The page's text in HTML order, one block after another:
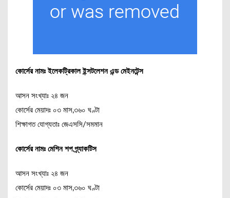
কোর্সের নামঃ ইলেকট্রিকাল ইন্সটলেশন এন্ড মেইনটেন্স
আসন সংখ্যাঃ ২৪ জন
কোর্সের মেয়াদঃ ০৩ মাস,৩৬০ ঘণ্টা
শিক্ষাগত যোগ্যতাঃ জেএসসি/সমমান
কোর্সের নামঃ মেশিন শপ প্র্যাকটিস
আসন সংখ্যাঃ ২৪ জন
কোর্সের মেয়াদঃ ০৩ মাস,৩৬০ ঘণ্টা